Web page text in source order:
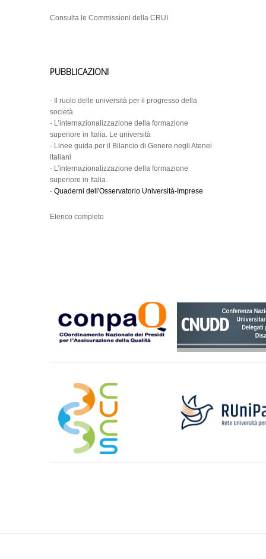
Consulta le Commissioni della CRUI
PUBBLICAZIONI
-
Il ruolo delle università per il progresso della
società
- L’internazionalizzazione della formazione
superiore in Italia. Le università
- Linee guida per il Bilancio di Genere negli Atenei
italiani
- L’internazionalizzazione della formazione
superiore in Italia.
- Quaderni dell'Osservatorio Università-Imprese
Elenco completo